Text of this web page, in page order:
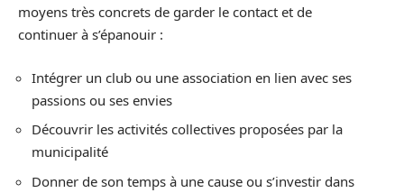
moyens très concrets de garder le contact et de
continuer à s’épanouir :
Intégrer un club ou une association en lien avec ses
passions ou ses envies
Découvrir les activités collectives proposées par la
municipalité
Donner de son temps à une cause ou s’investir dans